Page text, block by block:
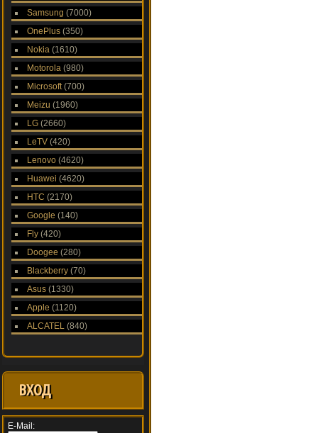
Samsung (7000)
OnePlus (350)
Nokia (1610)
Motorola (980)
Microsoft(700)
Meizu (1960)
LG (2660)
LeTV (420)
Lenovo (4620)
Huawei (4620)
HTC (2170)
Google (140)
Fly (420)
Doogee (280)
Blackberry (70)
Asus (1330)
Apple (1120)
ALCATEL (840)
ВХОД
E-Mail: